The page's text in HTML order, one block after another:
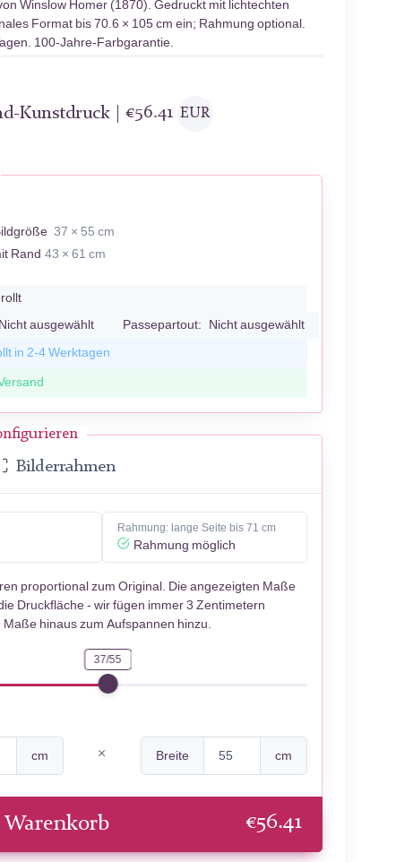
Winslow Homer (1870). Gedruckt mit lichtechten
Format bis 70.6 × 105 cm ein; Rahmung optional.
100-Jahre-Farbgarantie.
Kunstdruck |€56.41 EUR
37 × 55 cm
Rand 43 × 61 cm
Nicht ausgewählt Passepartout: Nicht ausgewählt
in 2-4 Werktagen
Bilderrahmen
Rahmung: lange Seite bis 71 cm
Rahmung möglich
proportional zum Original. Die angezeigten Maße
Druckfläche - wir fügen immer 3 Zentimetern
hinaus zum Aufspannen hinzu.
37/55
cm Breite cm
€56.41